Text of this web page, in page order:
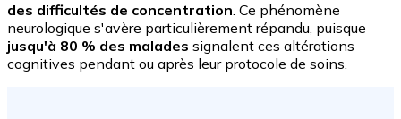
des difficultés de concentration. Ce phénomène
neurologique s'avère particulièrement répandu, puisque
jusqu'à 80 % des malades signalent ces altérations
cognitives pendant ou après leur protocole de soins.